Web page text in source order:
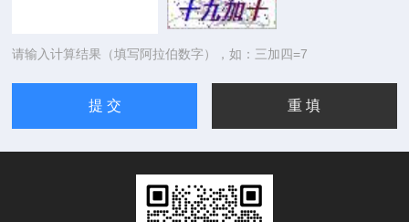
请输入计算结果（填写阿拉伯数字），如：三加四=7